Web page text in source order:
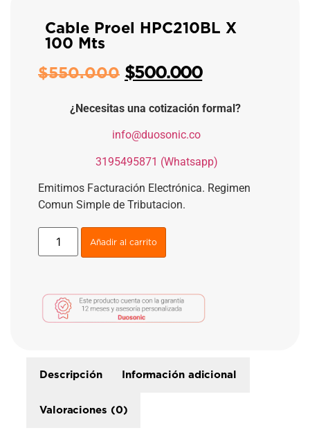
Cable Proel HPC210BL X
100 Mts
$550.000 $500.000
¿Necesitas una cotización formal?
info@duosonic.co
3195495871 (Whatsapp)
Emitimos Facturación Electrónica. Regimen
Comun Simple de Tributacion.
Añadir al carrito
Descripción Información adicional
Valoraciones (0)